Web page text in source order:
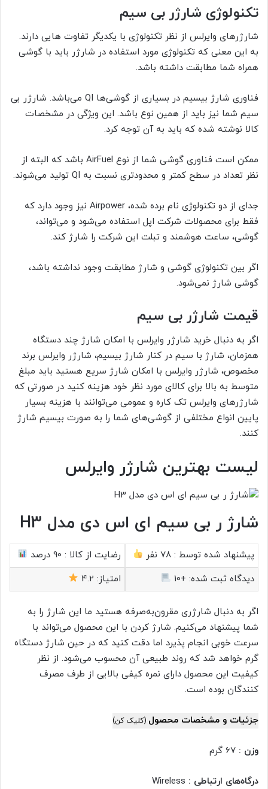
تکنولوژی شارژر بی سیم
شارژر‌های وایرلس از نظر تکنولوژی با یکدیگر تفاوت هایی دارند.
به این معنی که تکنولوژی مورد استفاده در شارژر باید با گوشی
همراه شما مطابقت داشته باشد.
فناوری شارژ بیسیم در بسیاری از گوشی‌ها QI می‌باشد. شارژر بی
سیم شما نیز باید از همین نوع باشد. این ویژگی در مشخصات
کالا نوشته شده که باید به آن توجه کرد.
ممکن است فناوری گوشی شما از نوع AirFuel باشد که البته از
نظر تعداد در سطح کمتر و محدودتری نسبت به QI تولید می‌شوند.
جدای از دو تکنولوژی نام برده شده، Airpower نیز وجود دارد که
فقط برای محصولات شرکت اپل استفاده می‌شود و می‌تواند،
گوشی، ساعت هوشمند و تبلت این شرکت را شارژ کند.
اگر بین تکنولوژی گوشی و شارژ مطابقت وجود نداشته باشد،
گوشی شارژ نمی‌شود.
قیمت شارژر بی سیم
اگر به دنبال خرید شارژر وایرلس با امکان شارژ چند دستگاه
همزمان، شارژ با سیم در کنار شارژ بیسیم، شارژر وایرلس برند
مخصوص، شارژر وایرلس با امکان شارژ سریع هستید باید مبلغ
متوسط به بالا برای کالای مورد نظر خود هزینه کنید در صورتی که
شارژر‌های وایرلس تک کاره و عمومی می‌توانند با هزینه بسیار
پایین انواع مختلفی از گوشی‌های شما را به صورت بیسیم شارژ
کنند.
لیست بهترین شارژر وایرلس
شارژ ر بی سیم ای اس دی مدل H3
پیشنهاد شده توسط : 78 نفر رضایت از کالا : 90 درصد
دیدگاه ثبت شده: +10 امتیاز: 4.2
اگر به دنبال شارژری مقرون‌به‌صرفه هستید ما این شارژ را به
شما پیشنهاد می‌کنیم. شارژ کردن با این محصول می‌تواند با
سرعت خوبی انجام پذیرد اما دقت کنید که در حین شارژ دستگاه
گرم خواهد شد که روند طبیعی آن محسوب می‌شود. از نظر
کیفیت این محصول دارای نمره کیفی بالایی از طرف مصرف
کنندگان بوده است.
جزئیات و مشخصات محصول (کلیک کن)
وزن :
درگاه‌های ارتباطی :